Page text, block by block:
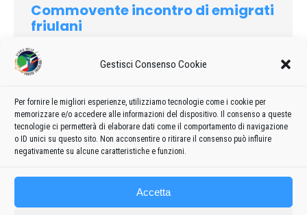
Gestisci Consenso Cookie
Per fornire le migliori esperienze, utilizziamo tecnologie come i cookie per
memorizzare e/o accedere alle informazioni del dispositivo. Il consenso a queste
tecnologie ci permetterà di elaborare dati come il comportamento di navigazione
o ID unici su questo sito. Non acconsentire o ritirare il consenso può influire
negativamente su alcune caratteristiche e funzioni.
Accetta
Commovente incontro di emigrati
friulani
1974
Non ci sembra azzardato affermare che, tra gli incontri degli
del 1974 — tenutosi il 3 agosto a Codroipo e proseguito poi a
Rivolto e a Passariano — ha avuto una riuscita che fa storia a
sé…